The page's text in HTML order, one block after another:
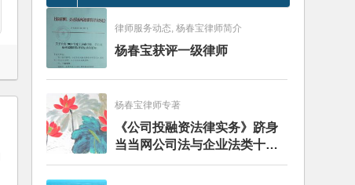
律师服务动态, 杨春宝律师简介
杨春宝获评一级律师
杨春宝律师专著
《公司投融资法律实务》跻身
当当网公司法与企业法类十大
畅销图书榜